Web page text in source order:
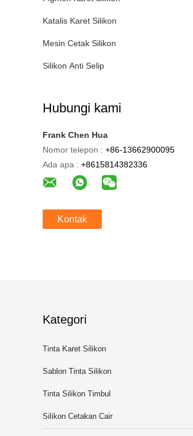
Katalis Karet Silikon
Mesin Cetak Silikon
Silikon Anti Selip
Hubungi kami
Frank Chen Hua
Nomor telepon : +86-13662900095
Ada apa : +8615814382336
Kontak
Kategori
Tinta Karet Silikon
Sablon Tinta Silikon
Tinta Silikon Timbul
Silikon Cetakan Cair